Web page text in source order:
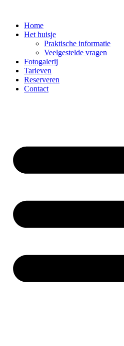
inhoud
Home
Het huisje
Praktische informatie
Veelgestelde vragen
Fotogalerij
Tarieven
Reserveren
Contact